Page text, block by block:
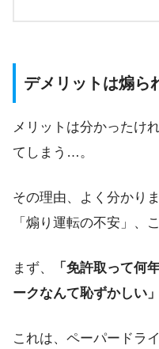
デメリットは煽ら
メリットは分かったけ
てしまう…。
その理由、よく分かり
「煽り運転の不安」、
まず、
「免許取って何
ークなんて恥ずかしい」
これは、ペーパードラ